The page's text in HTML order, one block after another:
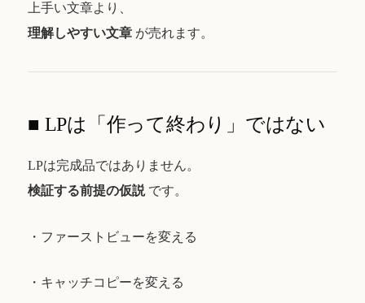
上手い文章より、
理解しやすい文章 が売れます。
■ LPは「作って終わり」ではない
LPは完成品ではありません。
検証する前提の仮説です。
・ファーストビューを変える
・キャッチコピーを変える